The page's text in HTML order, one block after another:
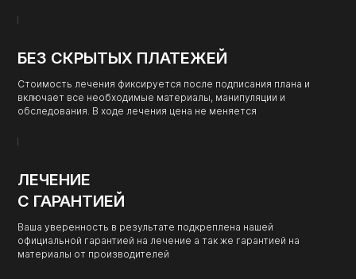
БЕЗ СКРЫТЫХ ПЛАТЕЖЕЙ
Стоимость лечения фиксируется после подписания плана и
включает все необходимые материалы, манипуляции и
обследования. В ходе лечения цена не меняется
ЛЕЧЕНИЕ
С ГАРАНТИЕЙ
Ваша уверенность в результате подкреплена нашей
официальной гарантией на лечение а так же гарантией на
материалы от производителей